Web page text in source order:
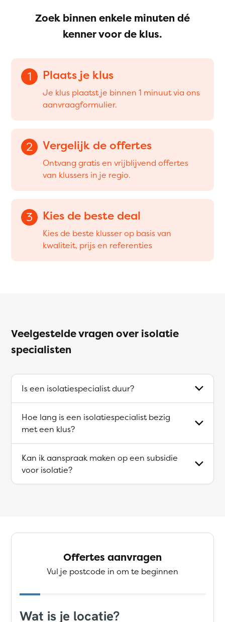
Zoek binnen enkele minuten dé
kenner voor de klus.
1 Plaats je klus
Je klus plaatst je binnen 1 minuut via ons
aanvraagformulier.
2 Vergelijk de offertes
Ontvang gratis en vrijblijvend offertes
van klussers in je regio.
3 Kies de beste deal
Kies de beste klusser op basis van
kwaliteit, prijs en referenties
Veelgestelde vragen over isolatie
specialisten
Is een isolatiespecialist duur?
Hoe lang is een isolatiespecialist bezig
met een klus?
Kan ik aanspraak maken op een subsidie
voor isolatie?
Offertes aanvragen
Vul je postcode in om te beginnen